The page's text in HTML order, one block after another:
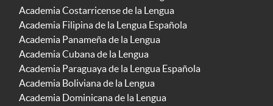
Academia Costarricense de la Lengua
Academia Filipina de la Lengua Española
Academia Panameña de la Lengua
Academia Cubana de la Lengua
Academia Paraguaya de la Lengua Española
Academia Boliviana de la Lengua
Academia Dominicana de la Lengua